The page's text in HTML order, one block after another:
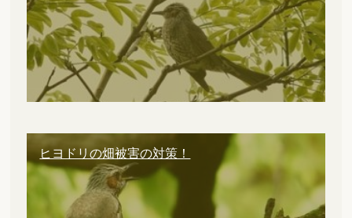
ヒヨドリの畑被害の対策！